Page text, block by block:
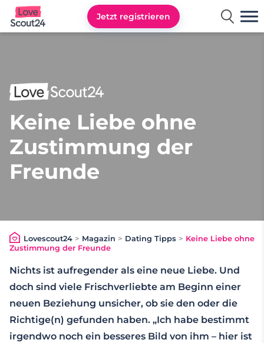
Lovescout24
Jetzt registrieren
Keine Liebe ohne
Zustimmung der
Freunde
Lovescout24> Magazin > Dating Tipps > Keine Liebe ohne
Zustimmung der Freunde
Nichts ist aufregender als eine neue Liebe. Und
doch sind viele Frischverliebte am Beginn einer
neuen Beziehung unsicher, ob sie den oder die
Richtige(n) gefunden haben. „Ich habe bestimmt
irgendwo noch ein besseres Bild von ihm – hier ist